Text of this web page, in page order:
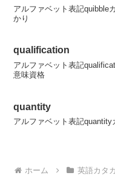
アルファベット表記quibble
かり
qualification
アルファベット表記
意味資格
quantity
アルファベット表記
ホーム 英語カタ